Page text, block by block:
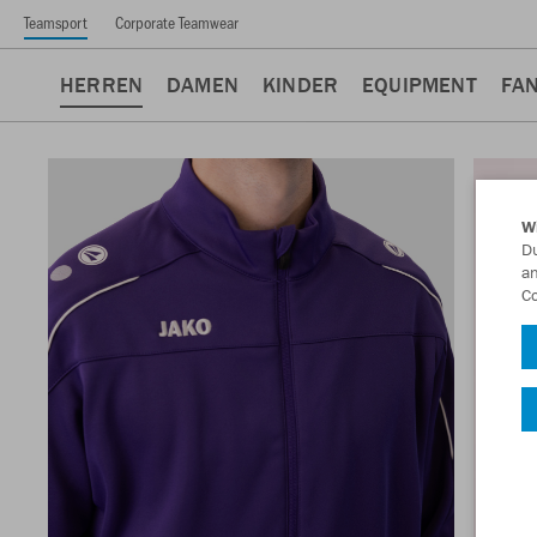
Teamsport Corporate Teamwear
HERREN DAMEN KINDER EQUIPMENT